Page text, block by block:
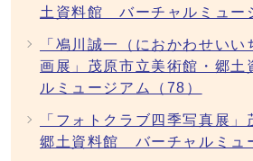
土資料館 バーチャルミュー
「鳰川誠一（におかわせい
画展」茂原市立美術館・郷
ルミュージアム（78）
「フォトクラブ四季写真展」
郷土資料館 バーチャルミュ